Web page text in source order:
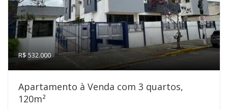
R$ 532.000
Apartamento à Venda com 3 quartos,
120m²